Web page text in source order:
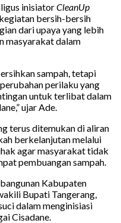
inisiatorCleanUp
bersih-bersih
dari upaya yang lebih
masyarakat dalam
sampah, tetapi
perilaku yang
untuk terlibat dalam
ujar Ade.
terus ditemukan di aliran
berkelanjutan melalui
agar masyarakat tidak
pembuangan sampah.
Kabupaten
Bupati Tangerang,
dalam menginisiasi
Cisadane.